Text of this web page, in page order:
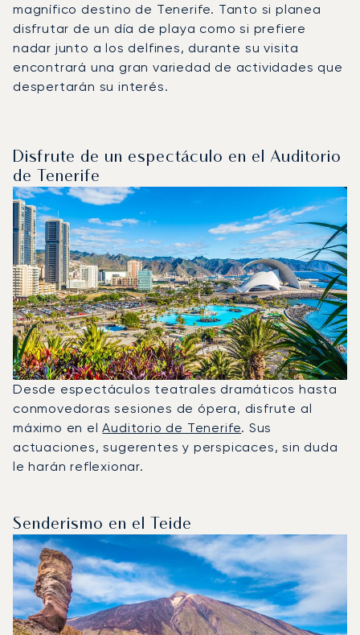
magnífico destino de Tenerife. Tanto si planea
disfrutar de un día de playa como si prefiere
nadar junto a los delfines, durante su visita
encontrará una gran variedad de actividades que
despertarán su interés.
Disfrute de un espectáculo en el Auditorio
de Tenerife
Desde espectáculos teatrales dramáticos hasta
conmovedoras sesiones de ópera, disfrute al
máximo en elAuditorio de Tenerife. Sus
actuaciones, sugerentes y perspicaces, sin duda
le harán reflexionar.
Senderismo en el Teide